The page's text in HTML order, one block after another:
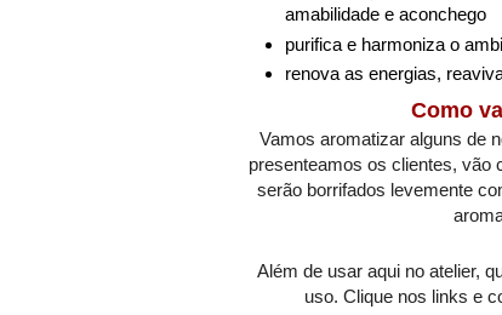
amabilidade e aconchego
purifica e harmoniza o
renova as energias,
Como
Vamos aromatizar alguns de
presenteamos os clientes, vão
serão borrifados levemente
Além de usar aqui no atelier,
uso. Clique nos links e